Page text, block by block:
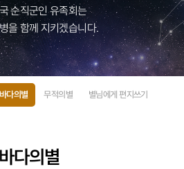
순직군인 유족회는
을 함께 지키겠습니다.
바다의별 무적의별 별님에게 편지쓰기
바다의별